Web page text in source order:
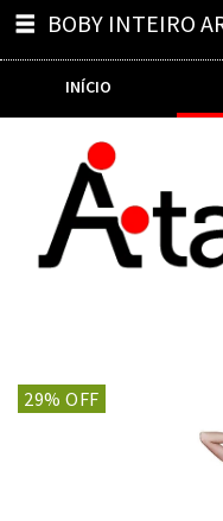
INÍCIO
29% OFF